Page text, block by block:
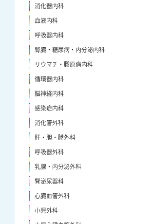
消化器内科
血液内科
呼吸器内科
腎臓・糖尿病・内分泌内科
リウマチ・膠原病内科
循環器内科
脳神経内科
感染症内科
消化管外科
肝・胆・膵外科
呼吸器外科
乳腺・内分泌外科
腎泌尿器科
心臓血管外科
小児外科